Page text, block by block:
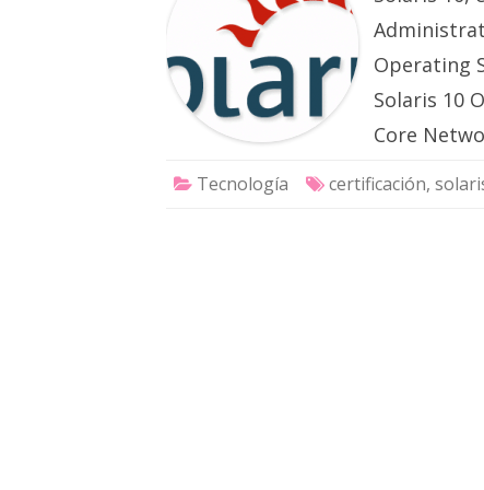
Operating
Solaris 10
Core
Tecnología certificación,